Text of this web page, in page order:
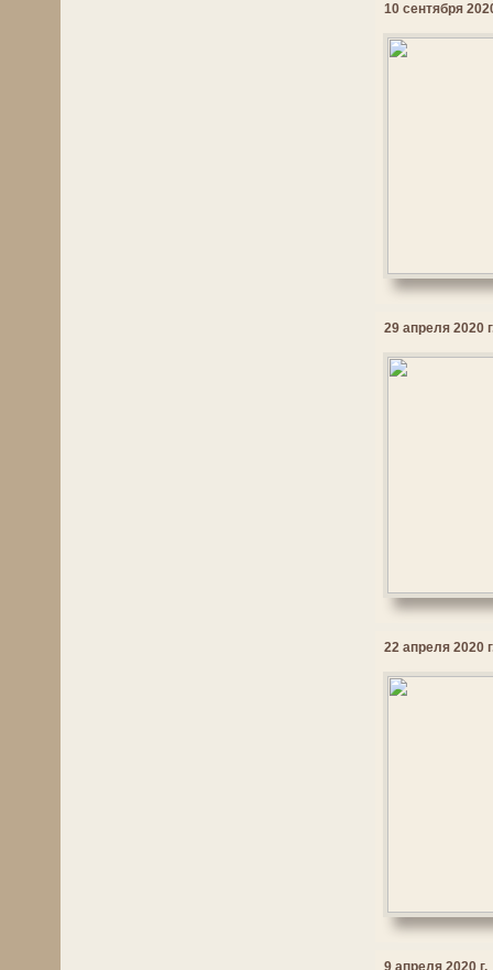
10 сентября
29 апреля 2020
22 апреля 2020
9 апреля 2020 г.